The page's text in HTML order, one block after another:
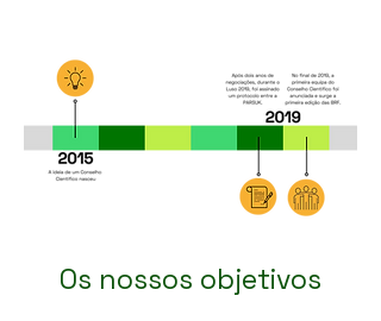
Os nossos objetivos